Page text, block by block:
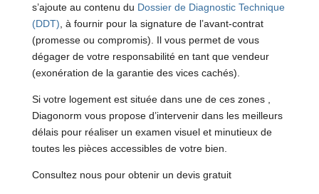
s’ajoute au contenu du Dossier de Diagnostic Technique
(DDT) , à fournir pour la signature de l’avant-contrat
(promesse ou compromis). Il vous permet de vous
dégager de votre responsabilité en tant que vendeur
(exonération de la garantie des vices cachés).
Si votre logement est située dans une de ces zones ,
Diagonorm vous propose d’intervenir dans les meilleurs
délais pour réaliser un examen visuel et minutieux de
toutes les pièces accessibles de votre bien.
Consultez nous pour obtenir un devis gratuit